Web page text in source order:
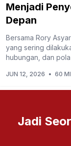
Menjadi
Depan
Bersama Rory
yang sering
hubungan, dan
JUN 12, 2026 • 60
Jadi